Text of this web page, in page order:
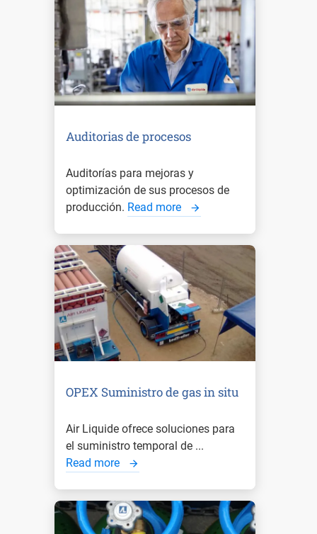
Auditorias de procesos
Auditorías para mejoras y
optimización de sus procesos de
producción. Read more
OPEX Suministro de gas in situ
Air Liquide ofrece soluciones para
el suministro temporal de ...
Read more